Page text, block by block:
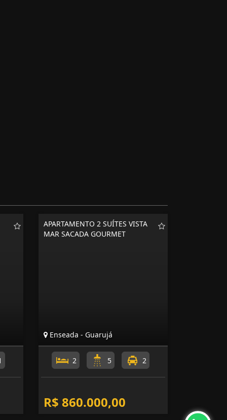
APARTAMENTO 2 SUÍTES VISTA
MAR SACADA GOURMET
Enseada - Guarujá
2 5 2
R$ 860.000,00